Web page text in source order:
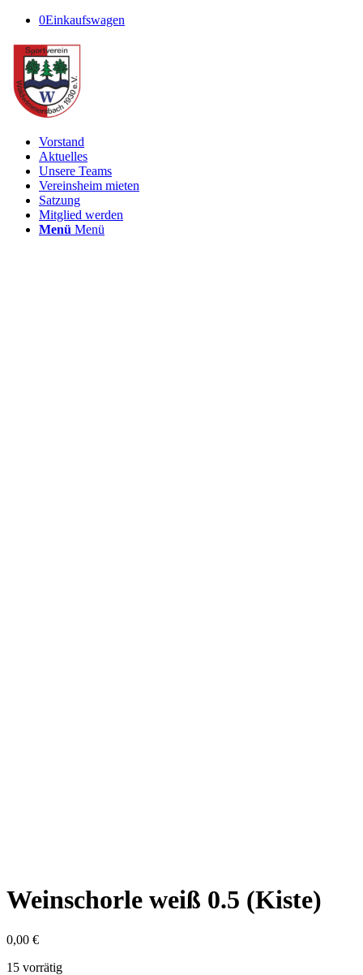
0Einkaufswagen
Vorstand
Aktuelles
Unsere Teams
Vereinsheim mieten
Satzung
Mitglied werden
Menü Menü
Weinschorle weiß 0.5 (Kiste)
0,00 €
15 vorrätig